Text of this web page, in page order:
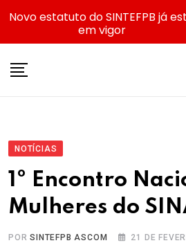
NOTÍCIAS
1º Encontro
Mulheres do
PORSINTEFPB ASCOM 21 DE
Novo estatuto do SINTEFPB já
em vigor